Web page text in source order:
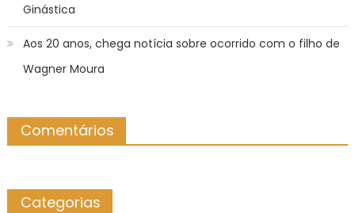
Ginástica
Aos 20 anos, chega notícia sobre ocorrido com o filho de
Wagner Moura
Comentários
Categorias